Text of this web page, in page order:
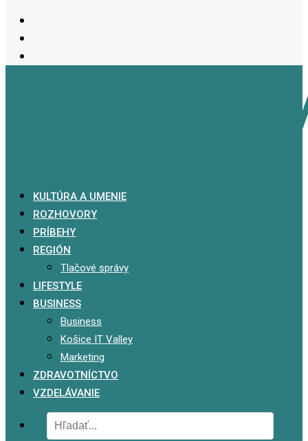
content
KULTÚRA A UMENIE
ROZHOVORY
PRÍBEHY
REGIÓN
Tlačové správy
LIFESTYLE
BUSINESS
Business
Košice IT Valley
Marketing
ZDRAVOTNÍCTVO
VZDELÁVANIE